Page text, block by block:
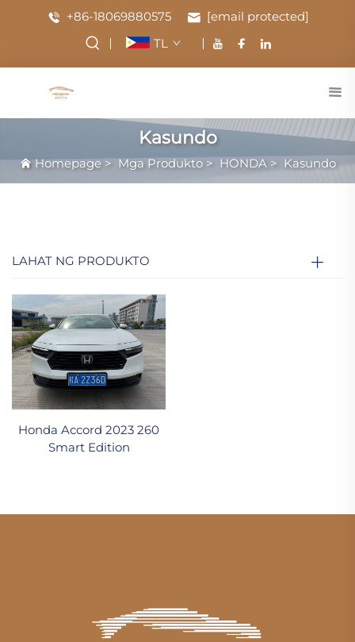
+86-18069880575
[email protected]
TL
Kasundo
Homepage> Mga Produkto> HONDA> Kasundo
LAHAT NG PRODUKTO
Honda Accord 2023 260
Smart Edition